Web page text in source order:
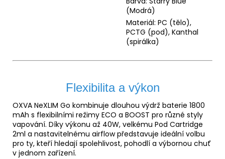
(Modrá)
Materiál: PC (tělo),
PCTG (pod), Kanthal
(spirálka)
Flexibilita a výkon
OXVA NeXLIM Go kombinuje dlouhou výdrž baterie 1800
mAh s flexibilními režimy ECO a BOOST pro různé styly
vapování. Díky výkonu až 40W, velkému Pod Cartridge
2ml a nastavitelnému airflow představuje ideální volbu
pro ty, kteří hledají spolehlivost, pohodlí a výbornou chuť
v jednom zařízení.